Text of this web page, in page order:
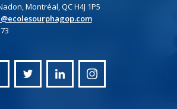
Montréal, QC H4J 1P5